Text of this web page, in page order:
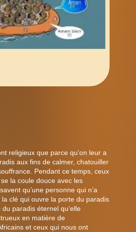
religieux que parce qu’on leur a
aux fins de calmer, chatouiller
Pendant ce temps, ceux
la coule douce avec les
qu’une personne qui n’a
clé qui ouvre la porte du paradis
paradis éternel qu’elle
en matière de
et ceux qui nous ont